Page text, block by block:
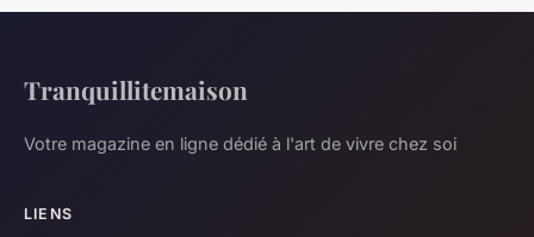
Tranquillitemaison
Votre magazine en ligne dédié à l'art de vivre chez soi
LIENS